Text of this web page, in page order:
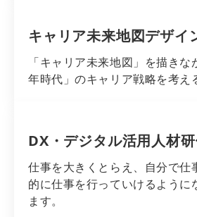
キャリア未来地図デザイ
「キャリア未来地図」を描き
年時代」のキャリア戦略を考え
DX・デジタル活用人材
仕事を大きくとらえ、自分で仕
的に仕事を行っていけるように
ます。